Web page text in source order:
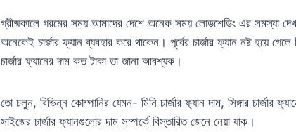
গ্রীষ্মকালে গরমের সময় আমাদের দেশে অনেক সময় লোডশেডিং এর সমস্যা
অনেকেই চার্জার ফ্যান ব্যবহার করে থাকেন। পূর্বের চার্জার ফ্যান নষ্ট হয়ে
চার্জার ফ্যানের দাম কত টাকা তা জানা আবশ্যক।
তো চলুন, বিভিন্ন কোম্পানির যেমন- মিনি চার্জার ফ্যান দাম, সিঙ্গার চার্জার
সাইজের চার্জার ফ্যানগুলোর দাম সম্পর্কে বিস্তারিত জেনে নেয়া যাক।